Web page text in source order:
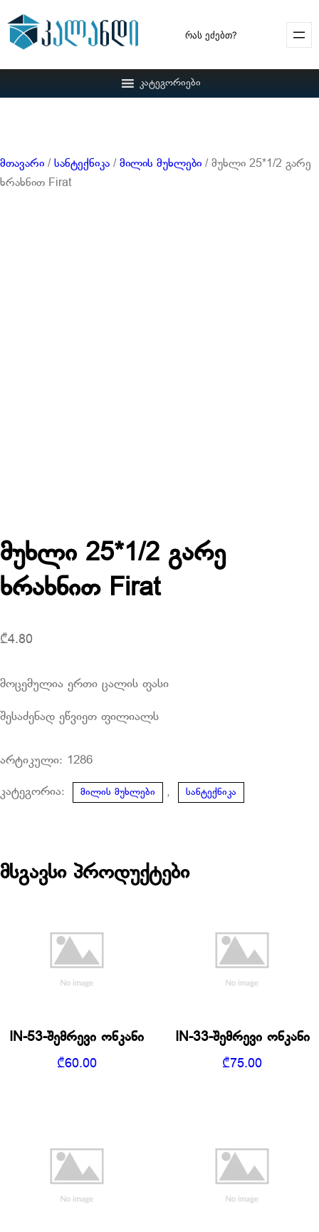
Search
კატეგორიები
მთავარი / სანტექნიკა / მილის მუხლები / მუხლი 25*1/2 გარე
ხრახნით Firat
მუხლი 25*1/2 გარე
ხრახნით Firat
₾4.80
მოცემულია ერთი ცალის ფასი
შესაძენად ეწვიეთ ფილიალს
არტიკული: 1286
კატეგორია: მილის მუხლები , სანტექნიკა
მსგავსი პროდუქტები
IN-53-შემრევი ონკანი
₾60.00
IN-33-შემრევი ონკანი
₾75.00